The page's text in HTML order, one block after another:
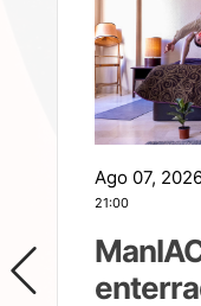
Ago 07,
21:00